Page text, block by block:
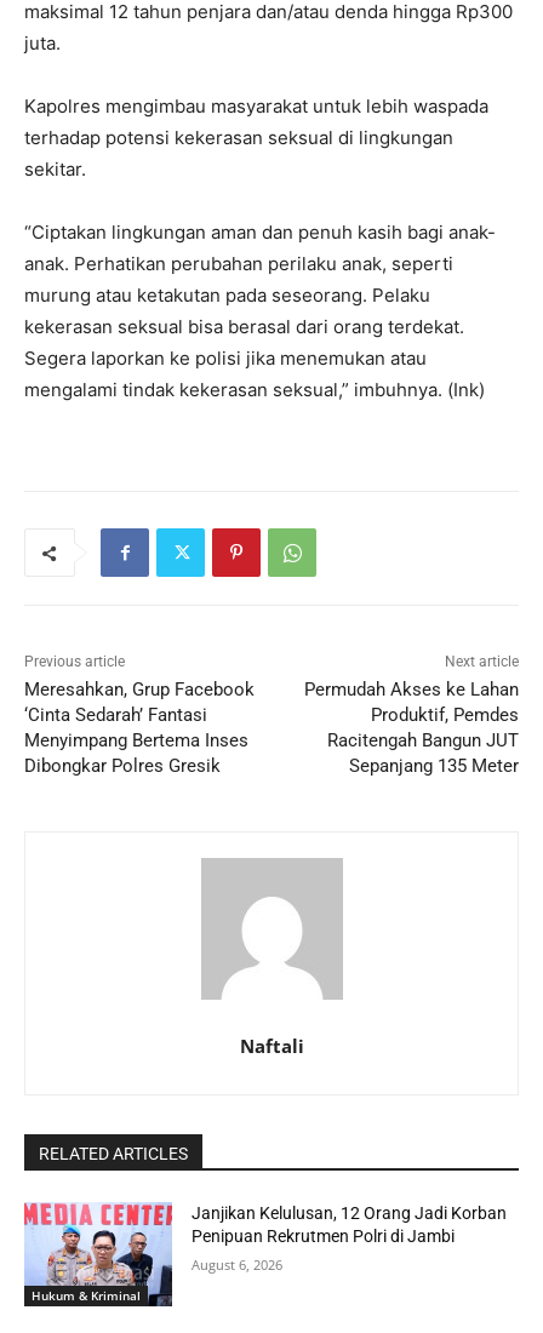
maksimal 12 tahun penjara dan/atau denda hingga Rp300
juta.
Kapolres mengimbau masyarakat untuk lebih waspada
terhadap potensi kekerasan seksual di lingkungan
sekitar.
“Ciptakan lingkungan aman dan penuh kasih bagi anak-
anak. Perhatikan perubahan perilaku anak, seperti
murung atau ketakutan pada seseorang. Pelaku
kekerasan seksual bisa berasal dari orang terdekat.
Segera laporkan ke polisi jika menemukan atau
mengalami tindak kekerasan seksual,” imbuhnya. (Ink)
Previous article
Meresahkan, Grup Facebook
‘Cinta Sedarah’ Fantasi
Menyimpang Bertema Inses
Dibongkar Polres Gresik
Next article
Permudah Akses ke Lahan
Produktif, Pemdes
Racitengah Bangun JUT
Sepanjang 135 Meter
Naftali
RELATED ARTICLES
Hukum & Kriminal
Janjikan Kelulusan, 12 Orang Jadi Korban
Penipuan Rekrutmen Polri di Jambi
August 6, 2026